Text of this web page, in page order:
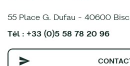
55 Place G. Dufau - 40600
Tél : +33 (0)5 58 78 20 96